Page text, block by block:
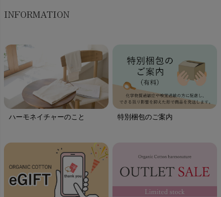
INFORMATION
ハーモネイチャーのこと 特別梱包のご案内